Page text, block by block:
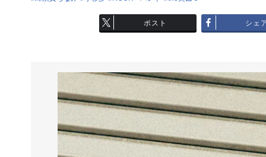
ポスト シェ